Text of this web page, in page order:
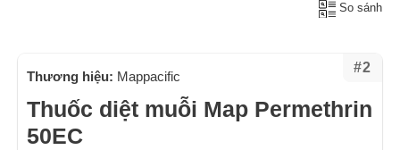
So sánh
#2
Thương hiệu: Mappacific
Thuốc diệt muỗi Map Permethrin
50EC